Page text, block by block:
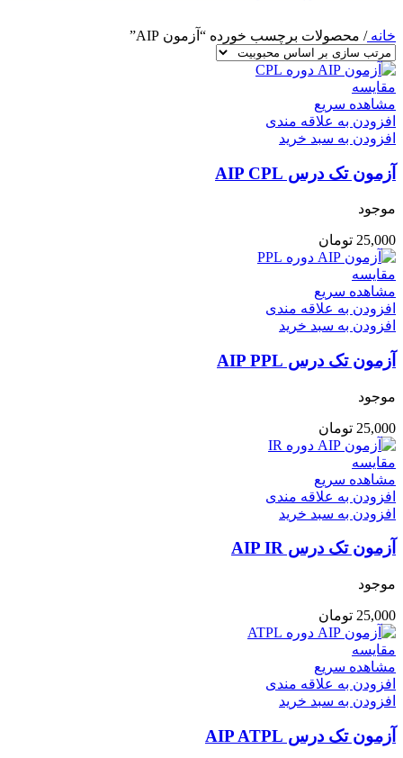
خانه/ محصولات برچسب خورده “آزمون AIP”
مقایسه
مشاهده سریع
افزودن به علاقه مندی
افزودن به سبد خرید
آزمون تک درس AIP CPL
موجود
25,000 تومان
مقایسه
مشاهده سریع
افزودن به علاقه مندی
افزودن به سبد خرید
آزمون تک درس AIP PPL
موجود
25,000 تومان
مقایسه
مشاهده سریع
افزودن به علاقه مندی
افزودن به سبد خرید
آزمون تک درس AIP IR
موجود
25,000 تومان
مقایسه
مشاهده سریع
افزودن به علاقه مندی
افزودن به سبد خرید
آزمون تک درس AIP ATPL